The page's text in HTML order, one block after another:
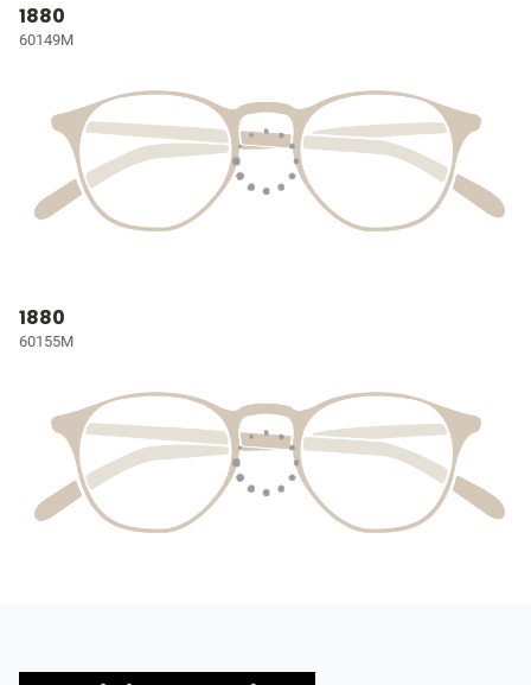
1880
60149M
1880
60155M